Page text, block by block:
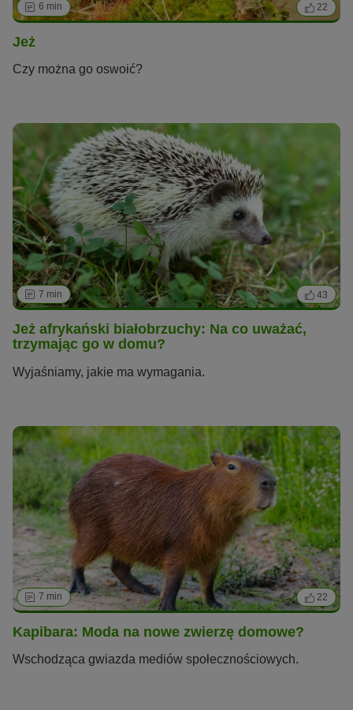
6 min 22
Jeż
Czy można go oswoić?
7 min 43
Jeż afrykański białobrzuchy: Na co uważać,
trzymając go w domu?
Wyjaśniamy, jakie ma wymagania.
7 min 22
Kapibara: Moda na nowe zwierzę domowe?
Wschodząca gwiazda mediów społecznościowych.